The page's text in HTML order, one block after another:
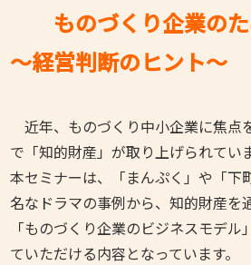
ものづくり企業のた
～経営判断のヒント～
近年、ものづくり中小企業に焦点
で「知的財産」が取り上げられていま
本セミナーは、「まんぷく」や「下
名なドラマの事例から、知的財産を
「ものづくり企業のビジネスモデ
ていただける内容となっています。